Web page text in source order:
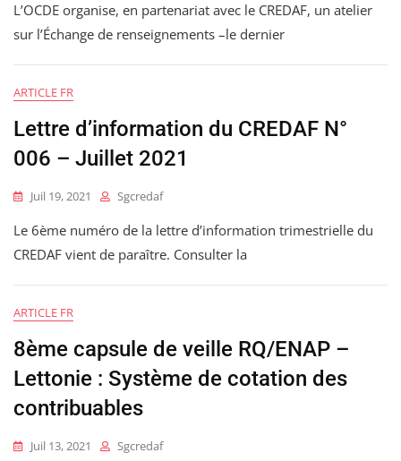
L’OCDE organise, en partenariat avec le CREDAF, un atelier
sur l’Échange de renseignements –le dernier
ARTICLE FR
Lettre d’information du CREDAF N°
006 – Juillet 2021
Juil 19, 2021 Sgcredaf
Le 6ème numéro de la lettre d’information trimestrielle du
CREDAF vient de paraître. Consulter la
ARTICLE FR
8ème capsule de veille RQ/ENAP –
Lettonie : Système de cotation des
contribuables
Juil 13, 2021 Sgcredaf